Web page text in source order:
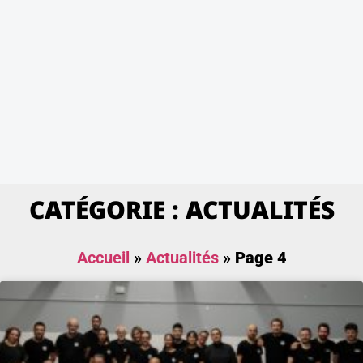
CATÉGORIE : ACTUALITÉS
Accueil » Actualités» Page 4